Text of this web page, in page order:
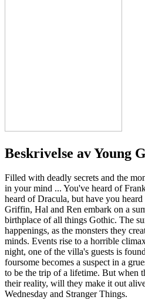
Beskrivelse avYoung
Filled with deadly secrets and the
in your mind ... You've heard of
heard of Dracula, but have you
Griffin, Hal and Ren embark on a
birthplace of all things Gothic. The
happenings, as the monsters they
minds. Events rise to a horrible
night, one of the villa's guests is
foursome becomes a suspect in a
to be the trip of a lifetime. But when
their reality, will they make it out
Wednesday and Stranger Things.